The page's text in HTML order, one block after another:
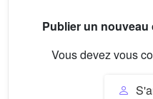
Publier un nouveau
Vous devez vous